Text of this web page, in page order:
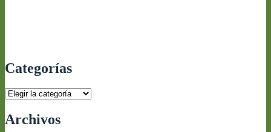
Categorías
Categorías
Archivos